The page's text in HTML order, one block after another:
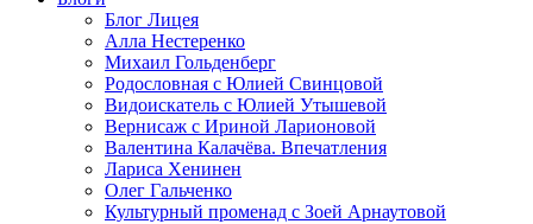
Блог Лицея
Алла Нестеренко
Михаил Гольденберг
Родословная с Юлией Свинцовой
Видоискатель с Юлией Утышевой
Вернисаж с Ириной Ларионовой
Валентина Калачёва. Впечатления
Лариса Хенинен
Олег Гальченко
Культурный променад с Зоей Арнаутовой